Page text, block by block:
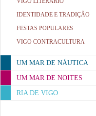
IDENTIDADE E TRADIÇÂO
FESTAS POPULARES
VIGO CONTRACULTURA
UM MAR DE NÁUTICA
UM MAR DE NOITES
RIA DE VIGO